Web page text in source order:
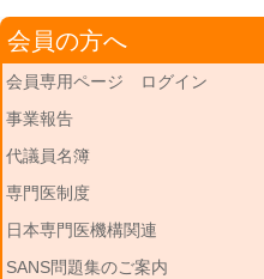
会員の方へ
会員専用ページ ログイン
事業報告
代議員名簿
専門医制度
日本専門医機構関連
SANS問題集のご案内